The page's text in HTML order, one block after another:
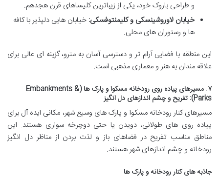
و طراحی باروک خود، یکی از زیباترین کلیساهای قرن هجدهم.
خیابان لاوروشینسکی و کلیمنتوفسکی: خیابان هایی دلپذیر با کافه
ها و رستوران های محلی.
این منطقه با فضایی آرام تر و دسترسی آسان به مترو، گزینه ای عالی برای
علاقه مندان به هنر و معماری مذهبی است.
۷. مسیرهای پیاده روی رودخانه مسکوا و پارک ها (Embankments &
Parks): تفریح و چشم اندازهای دل انگیز
مسیرهای کنار رودخانه مسکوا و پارک های وسیع شهر، مکانی ایده آل برای
پیاده روی های طولانی، دویدن یا حتی دوچرخه سواری هستند. این
مناطق مناسب تفریح در فضاهای باز و لذت بردن از مناظر دل انگیز
رودخانه و چشم اندازهای شهر هستند.
جاذبه های کنار رودخانه و پارک ها